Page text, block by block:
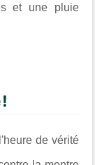
et une pluie
!
de vérité